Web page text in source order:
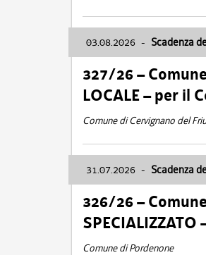
03.08.2026 - Scadenza
327/26 –
LOCALE – per il
Comune di Cervignano del
31.07.2026 - Scadenza
326/26 –
SPECIALIZZATO
Comune di Pordenone